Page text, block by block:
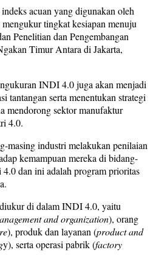
acuan yang digunakan oleh
tingkat kesiapan menuju
Penelitian dan Pengembangan
Timur Antara di Jakarta,
INDI 4.0 juga akan menjadi
tantangan serta menentukan strategi
mendorong sektor manufaktur
4.0.
masing industri melakukan penilaian
kemampuan mereka di bidang-
dan ini adalah program prioritas
di dalam INDI 4.0, yaitu
and organization), orang
), produk dan layanan (product and
y), serta operasi pabrik (factory